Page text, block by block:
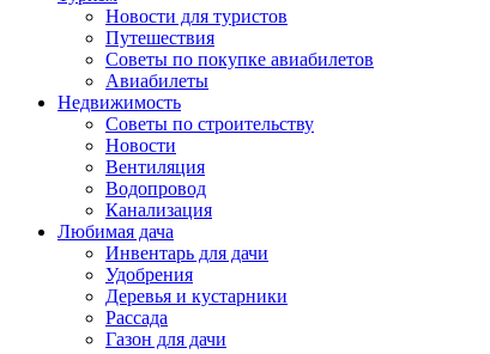
Новости для туристов
Путешествия
Советы по покупке авиабилетов
Авиабилеты
Недвижимость
Советы по строительству
Новости
Вентиляция
Водопровод
Канализация
Любимая дача
Инвентарь для дачи
Удобрения
Деревья и кустарники
Рассада
Газон для дачи